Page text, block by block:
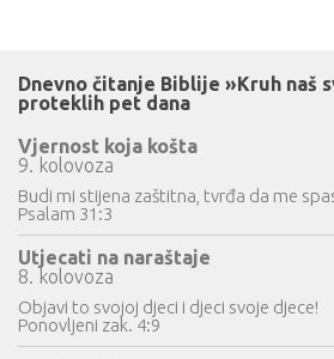
Dnevno čitanje Biblije »Kruh naš
proteklih pet dana
Vjernost koja košta
9. kolovoza
Budi mi stijena zaštitna, tvrđa da me
Psalam 31:3
Utjecati na naraštaje
8. kolovoza
Objavi to svojoj djeci i djeci svoje djece!
Ponovljeni zak. 4:9